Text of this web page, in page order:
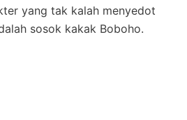
yang tak kalah menyedot
sosok kakak Boboho.